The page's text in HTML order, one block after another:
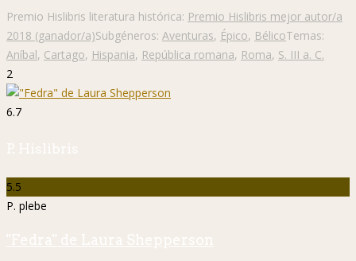
Premio Hislibris literatura histórica: Premio Hislibris mejor autor/a
2018 (ganador/a)Subgéneros: Aventuras, Épico, BélicoTemas:
Aníbal, Cartago, Hispania, República romana, Roma, S. III a. C.
2
6.7
P. Hislibris
5.5
P. plebe
"Fedra" de Laura Shepperson